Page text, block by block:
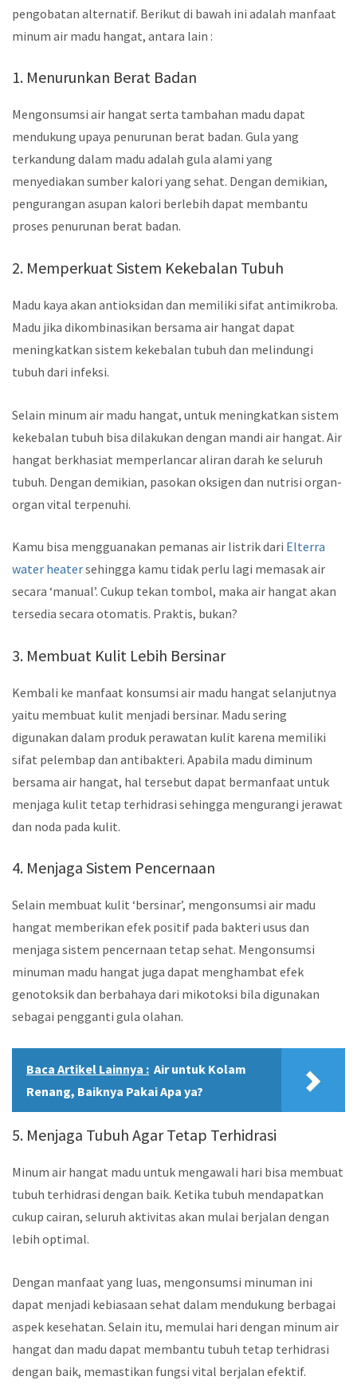
pengobatan alternatif. Berikut di bawah ini adalah manfaat
minum air madu hangat, antara lain :
1. Menurunkan Berat Badan
Mengonsumsi air hangat serta tambahan madu dapat
mendukung upaya penurunan berat badan. Gula yang
terkandung dalam madu adalah gula alami yang
menyediakan sumber kalori yang sehat. Dengan demikian,
pengurangan asupan kalori berlebih dapat membantu
proses penurunan berat badan.
2. Memperkuat Sistem Kekebalan Tubuh
Madu kaya akan antioksidan dan memiliki sifat antimikroba.
Madu jika dikombinasikan bersama air hangat dapat
meningkatkan sistem kekebalan tubuh dan melindungi
tubuh dari infeksi.
Selain minum air madu hangat, untuk meningkatkan sistem
kekebalan tubuh bisa dilakukan dengan mandi air hangat. Air
hangat berkhasiat memperlancar aliran darah ke seluruh
tubuh. Dengan demikian, pasokan oksigen dan nutrisi organ-
organ vital terpenuhi.
Kamu bisa mengguanakan pemanas air listrik dari Elterra
water heatersehingga kamu tidak perlu lagi memasak air
secara ‘manual’. Cukup tekan tombol, maka air hangat akan
tersedia secara otomatis. Praktis, bukan?
3. Membuat Kulit Lebih Bersinar
Kembali ke manfaat konsumsi air madu hangat selanjutnya
yaitu membuat kulit menjadi bersinar. Madu sering
digunakan dalam produk perawatan kulit karena memiliki
sifat pelembap dan antibakteri. Apabila madu diminum
bersama air hangat, hal tersebut dapat bermanfaat untuk
menjaga kulit tetap terhidrasi sehingga mengurangi jerawat
dan noda pada kulit.
4. Menjaga Sistem Pencernaan
Selain membuat kulit ‘bersinar’, mengonsumsi air madu
hangat memberikan efek positif pada bakteri usus dan
menjaga sistem pencernaan tetap sehat. Mengonsumsi
minuman madu hangat juga dapat menghambat efek
genotoksik dan berbahaya dari mikotoksi bila digunakan
sebagai pengganti gula olahan.
Baca Artikel Lainnya : Air untuk Kolam
Renang, Baiknya Pakai Apa ya?
5. Menjaga Tubuh Agar Tetap Terhidrasi
Minum air hangat madu untuk mengawali hari bisa membuat
tubuh terhidrasi dengan baik. Ketika tubuh mendapatkan
cukup cairan, seluruh aktivitas akan mulai berjalan dengan
lebih optimal.
Dengan manfaat yang luas, mengonsumsi minuman ini
dapat menjadi kebiasaan sehat dalam mendukung berbagai
aspek kesehatan. Selain itu, memulai hari dengan minum air
hangat dan madu dapat membantu tubuh tetap terhidrasi
dengan baik, memastikan fungsi vital berjalan efektif.